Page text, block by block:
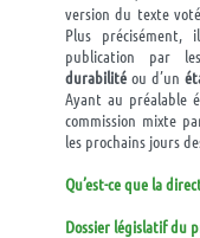
version du texte
Plus précisément,
publication par
durabilité ou d’un
Ayant au préalable
commission mixte
les prochains jours
Qu’est-ce que la
Dossier législatif du